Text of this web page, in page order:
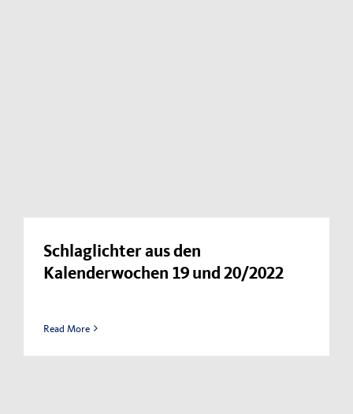
Schlaglichter aus den
Kalenderwochen 19 und 20/2022
Read More